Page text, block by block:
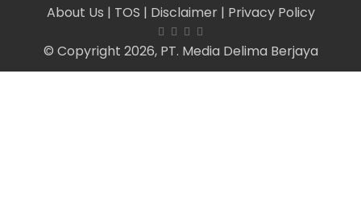
About Us | TOS | Disclaimer | Privacy Policy
© Copyright 2026, PT. Media Delima Berjaya